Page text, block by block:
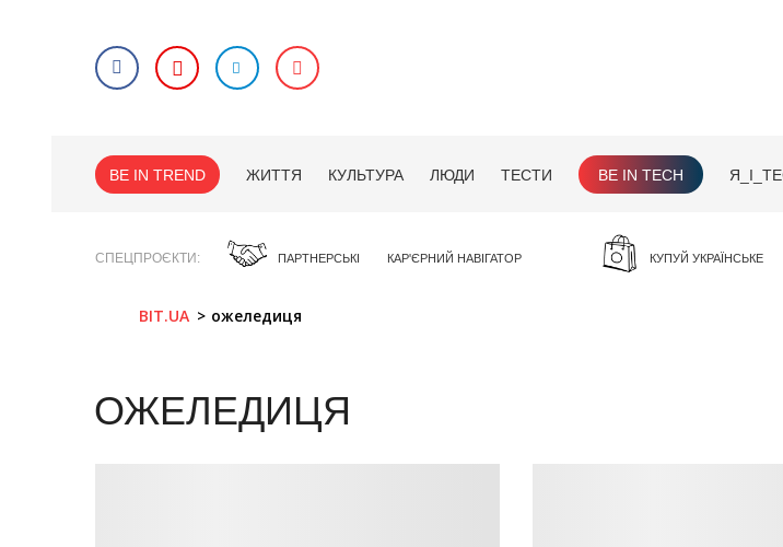
BE IN TREND ЖИТТЯ КУЛЬТУРА ЛЮДИ ТЕСТИ BE IN TECH
СПЕЦПРОЄКТИ ПАРТНЕРСЬКІ КАР'ЄРНИЙ НАВІГАТОР КУПУЙ УКРАЇНСЬКЕ
BIT.UA ожеледиця
ОЖЕЛЕДИЦЯ